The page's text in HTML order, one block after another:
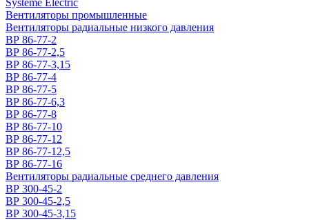
Systeme Electric
Вентиляторы промышленные
Вентиляторы радиальные низкого давления
ВР 86-77-2
ВР 86-77-2,5
ВР 86-77-3,15
ВР 86-77-4
ВР 86-77-5
ВР 86-77-6,3
ВР 86-77-8
ВР 86-77-10
ВР 86-77-12
ВР 86-77-12,5
ВР 86-77-16
Вентиляторы радиальные среднего давления
ВР 300-45-2
ВР 300-45-2,5
ВР 300-45-3,15